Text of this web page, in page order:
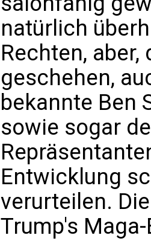
natürlich
Rechten,
geschehen,
bekannte Ben
sowie sogar
Entwicklung
verurteilen.
Trump's